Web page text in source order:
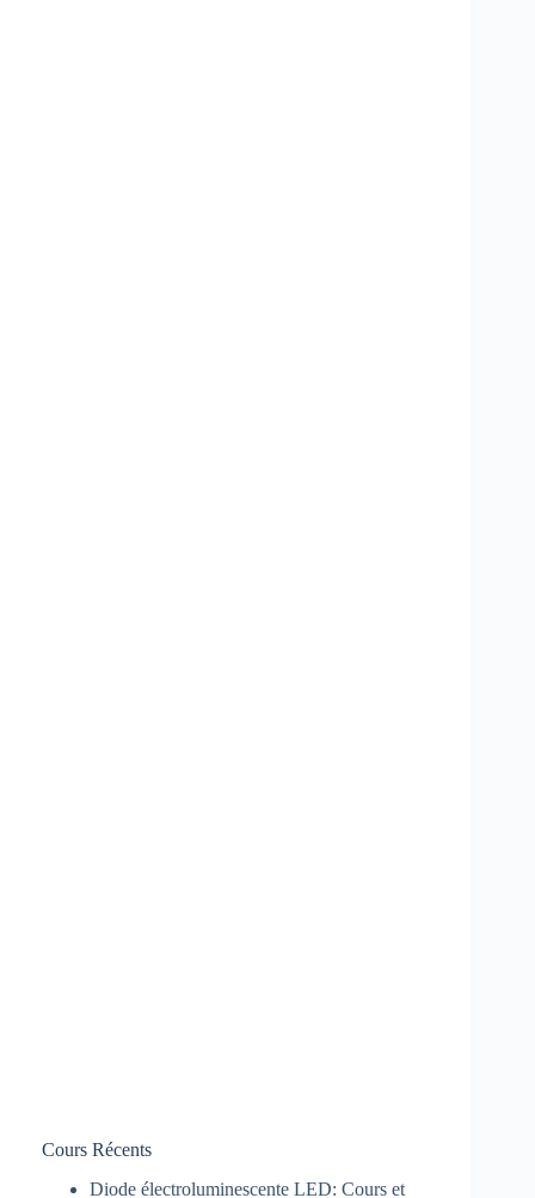
Cours Récents
Diode électroluminescente LED: Cours et